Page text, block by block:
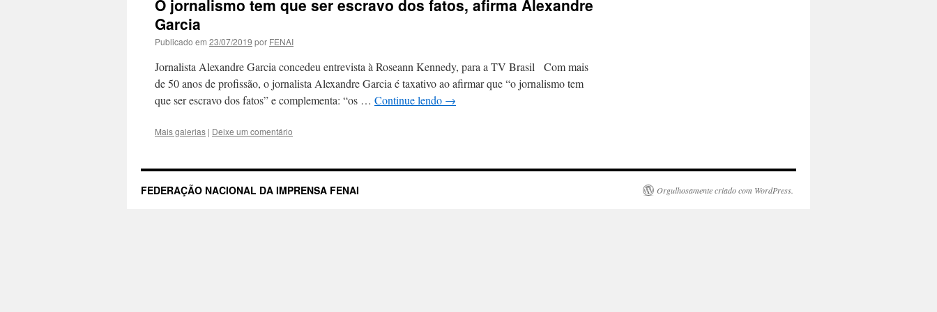
O jornalismo tem que ser escravo dos fatos, afirma Alexandre
Garcia
Publicado em 23/07/2019 por FENAI
Jornalista Alexandre Garcia concedeu entrevista à Roseann Kennedy, para a TV Brasil Com mais
de 50 anos de profissão, o jornalista Alexandre Garcia é taxativo ao afirmar que “o jornalismo tem
que ser escravo dos fatos” e complementa: “os … Continue lendo →
Mais galerias | Deixe um comentário
FEDERAÇÃO NACIONAL DA IMPRENSA FENAI Orgulhosamente criado com WordPress.